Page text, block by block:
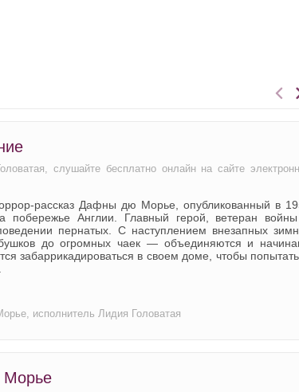
слушайте бесплатно онлайн на сайте
рассказ Дафны дю Морье, опубликованный в
побережье Англии. Главный герой, ветеран
пернатых. С наступлением внезапных
до огромных чаек — объединяются и
забаррикадироваться в своем доме, чтобы
исполнитель Лидия Головатая
Морье